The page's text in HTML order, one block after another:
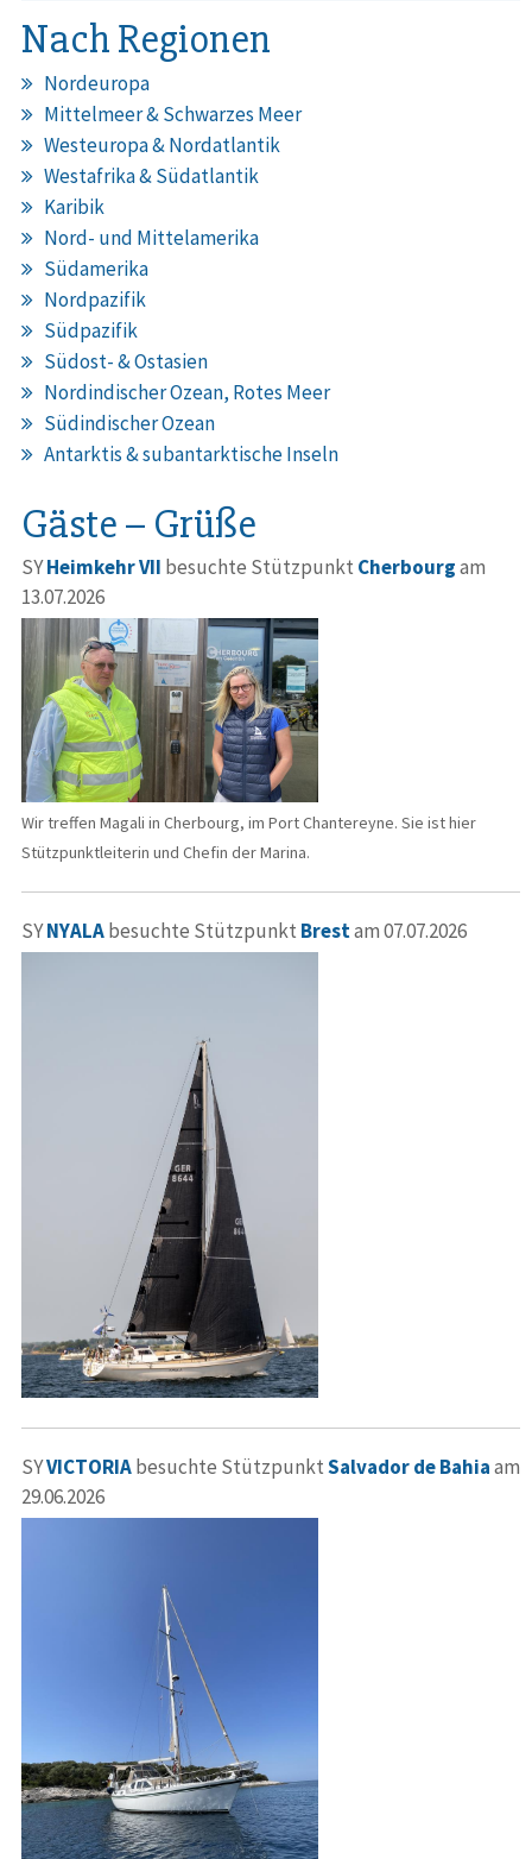
Nach Regionen
Nordeuropa
Mittelmeer & Schwarzes Meer
Westeuropa & Nordatlantik
Westafrika & Südatlantik
Karibik
Nord- und Mittelamerika
Südamerika
Nordpazifik
Südpazifik
Südost- & Ostasien
Nordindischer Ozean, Rotes Meer
Südindischer Ozean
Antarktis & subantarktische Inseln
Gäste – Grüße
SYHeimkehr VII besuchte Stützpunkt Cherbourgam
13.07.2026
Wir treffen Magali in Cherbourg, im Port Chantereyne. Sie ist hier
Stützpunktleiterin und Chefin der Marina.
SYNYALAbesuchte Stützpunkt Brestam 07.07.2026
SYVICTORIAbesuchte StützpunktSalvador de Bahiaam
29.06.2026